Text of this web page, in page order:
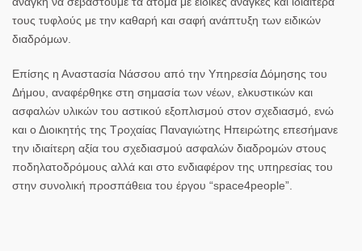
τους τυφλούς με την καθαρή και σαφή ανάπτυξη των ειδικών
διαδρόμων.
Επίσης η Αναστασία Νάσσου από την Υπηρεσία Δόμησης του
Δήμου, αναφέρθηκε στη σημασία των νέων, ελκυστικών και
ασφαλών υλικών του αστικού εξοπλισμού στον σχεδιασμό, ενώ
και ο Διοικητής της Τροχαίας Παναγιώτης Ηπειρώτης επεσήμανε
την ιδιαίτερη αξία του σχεδιασμού ασφαλών διαδρομών στους
ποδηλατοδρόμους αλλά και στο ενδιαφέρον της υπηρεσίας του
στην συνολική προσπάθεια του έργου “space4people”.